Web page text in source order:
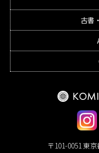
古書
〒101-0051 東